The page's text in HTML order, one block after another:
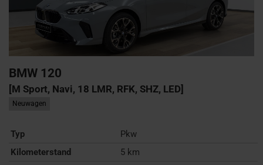
BMW 120
[M Sport, Navi, 18 LMR, RFK, SHZ, LED]
Neuwagen
Typ
Pkw
Kilometerstand
5 km